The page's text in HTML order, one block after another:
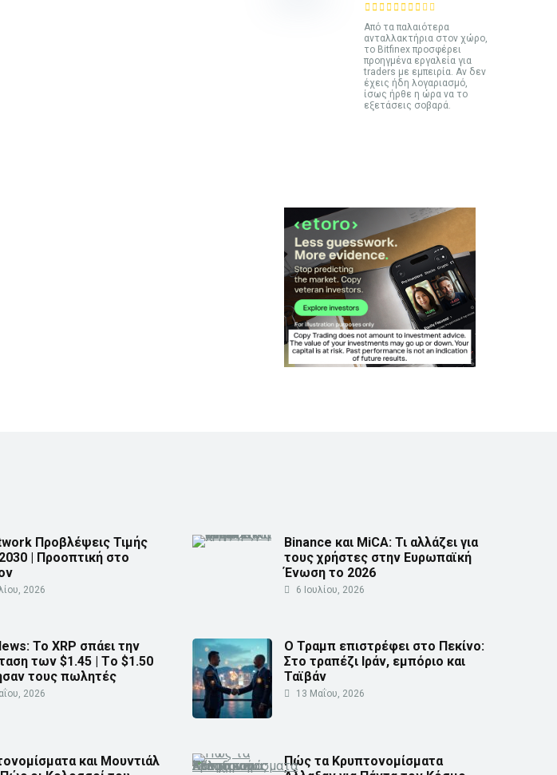
Από τα παλαιότερα
ανταλλακτήρια στον χώρο,
το Bitfinex προσφέρει
προηγμένα εργαλεία για
traders με εμπειρία. Αν δεν
έχεις ήδη λογαριασμό,
ίσως ήρθε η ώρα να το
εξετάσεις σοβαρά.
Προβλέψεις Τιμής
| Προοπτική στο
2026
Binance και MiCA: Τι αλλάζει για
τους χρήστες στην Ευρωπαϊκή
Ένωση το 2026
6 Ιουλίου, 2026
Το XRP σπάει την
των $1.45 | Τo $1.50
τους πωλητές
2026
Ο Τραμπ επιστρέφει στο Πεκίνο:
Στο τραπέζι Ιράν, εμπόριο και
Ταϊβάν
13 Μαΐου, 2026
και Μουντιάλ
Πώς τα Κρυπτονομίσματα